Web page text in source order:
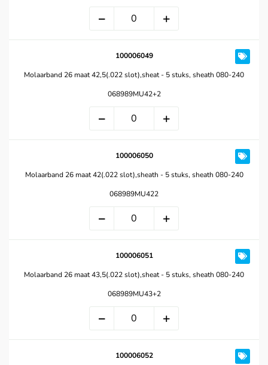
100006049
Molaarband 26 maat 42,5(.022 slot),sheat - 5 stuks, sheath 080-240
068989MU42+2
100006050
Molaarband 26 maat 42(.022 slot),sheath - 5 stuks, sheath 080-240
068989MU422
100006051
Molaarband 26 maat 43,5(.022 slot),sheat - 5 stuks, sheath 080-240
068989MU43+2
100006052